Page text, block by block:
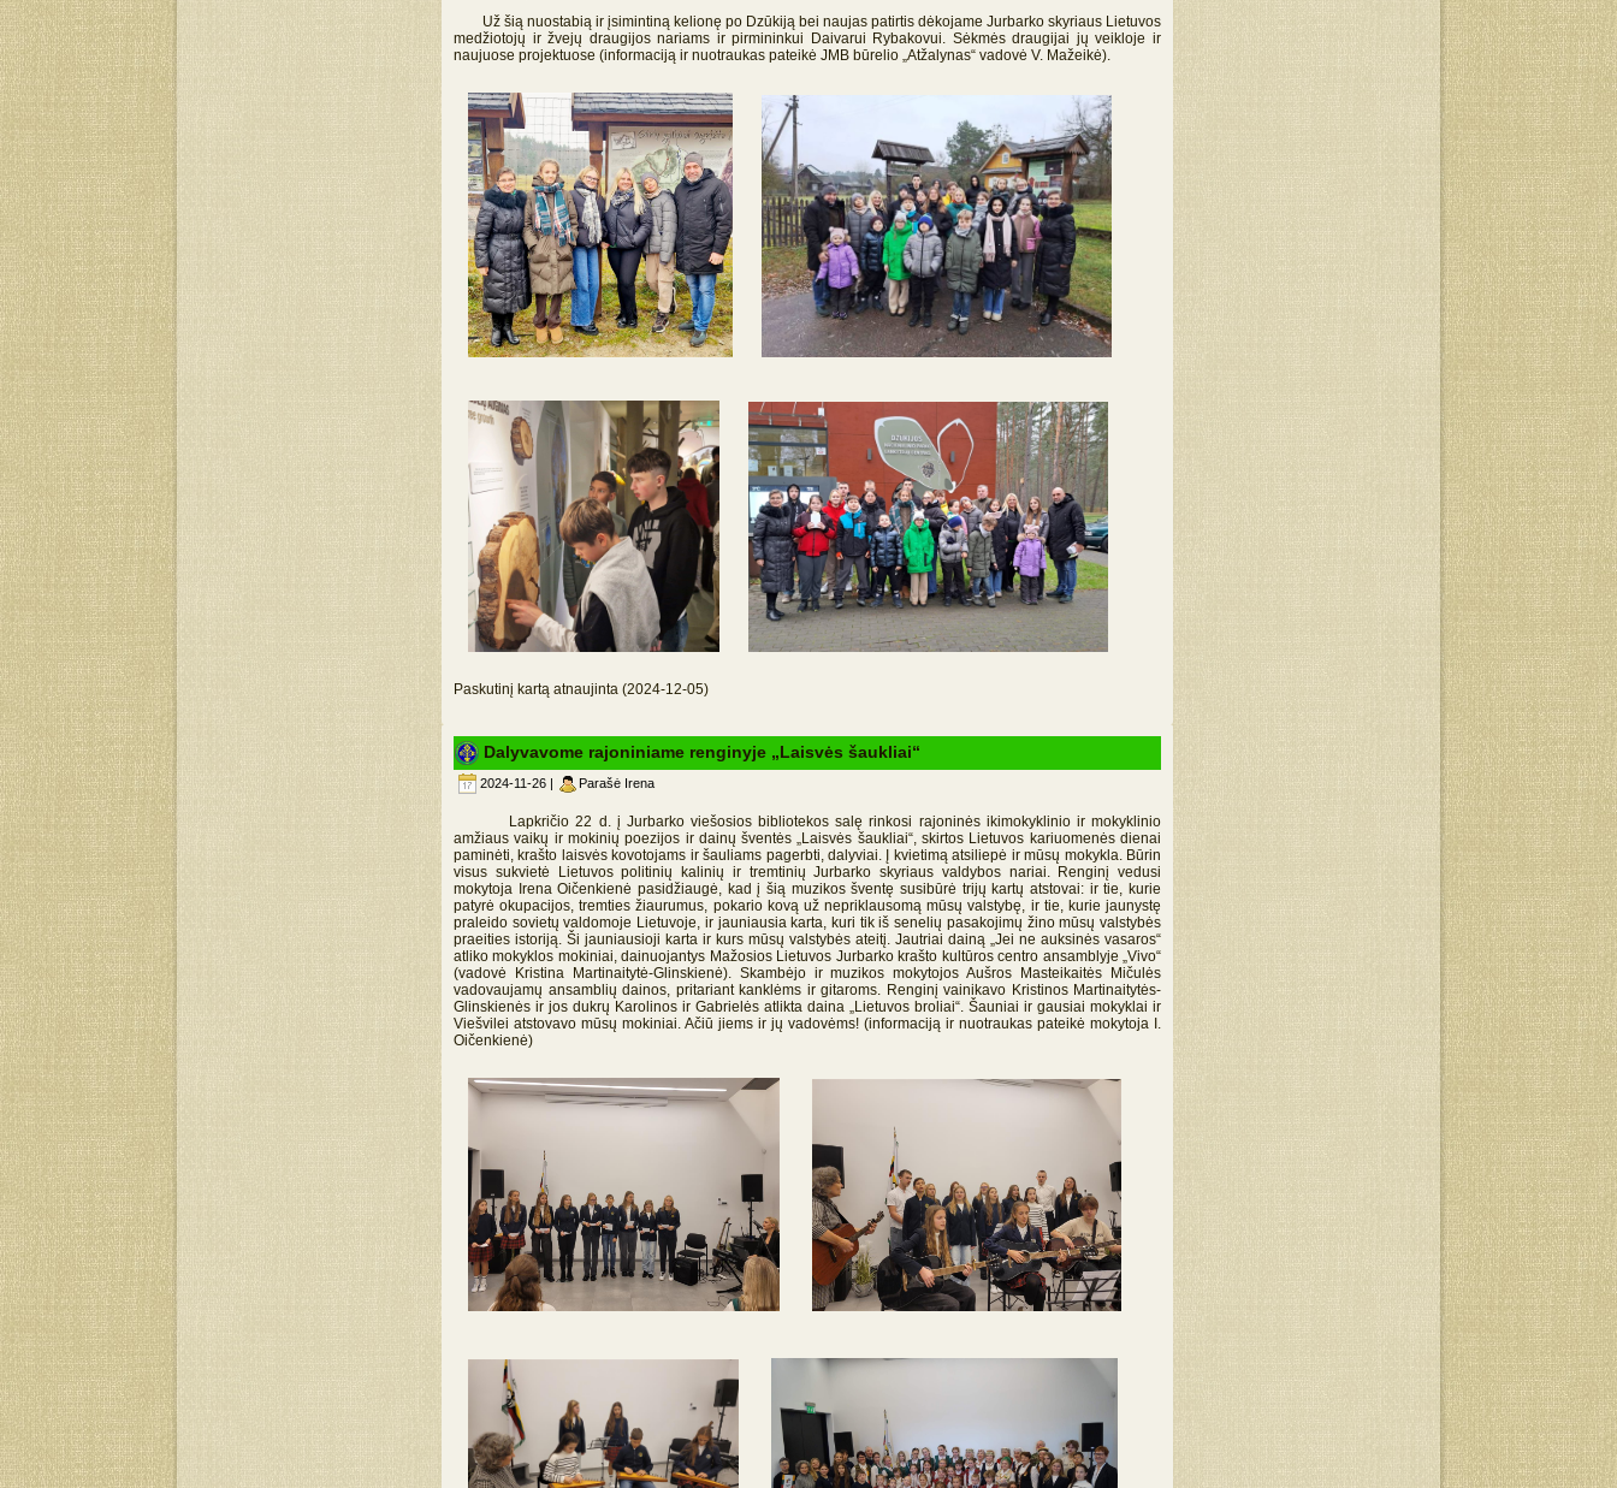
Už šią nuostabią ir įsimintiną kelionę po Dzūkiją bei naujas patirtis dėkojame Jurbarko skyriaus Lietuvos
medžiotojų ir žvejų draugijos nariams ir pirmininkui Daivarui Rybakovui. Sėkmės draugijai jų veikloje ir
naujuose projektuose (informaciją ir nuotraukas pateikė JMB būrelio „Atžalynas“ vadovė V. Mažeikė).
Paskutinį kartą atnaujinta (2024-12-05)
Dalyvavome rajoniniame renginyje „Laisvės šaukliai“
2024-11-26 | Parašė Irena
Lapkričio 22 d. į Jurbarko viešosios bibliotekos salę rinkosi rajoninės ikimokyklinio ir mokyklinio
amžiaus vaikų ir mokinių poezijos ir dainų šventės „Laisvės šaukliai“, skirtos Lietuvos kariuomenės dienai
paminėti, krašto laisvės kovotojams ir šauliams pagerbti, dalyviai. Į kvietimą atsiliepė ir mūsų mokykla. Būrin
visus sukvietė Lietuvos politinių kalinių ir tremtinių Jurbarko skyriaus valdybos nariai. Renginį vedusi
mokytoja Irena Oičenkienė pasidžiaugė, kad į šią muzikos šventę susibūrė trijų kartų atstovai: ir tie, kurie
patyrė okupacijos, tremties žiaurumus, pokario kovą už nepriklausomą mūsų valstybę, ir tie, kurie jaunystę
praleido sovietų valdomoje Lietuvoje, ir jauniausia karta, kuri tik iš senelių pasakojimų žino mūsų valstybės
praeities istoriją. Ši jauniausioji karta ir kurs mūsų valstybės ateitį. Jautriai dainą „Jei ne auksinės vasaros“
atliko mokyklos mokiniai, dainuojantys Mažosios Lietuvos Jurbarko krašto kultūros centro ansamblyje „Vivo“
(vadovė Kristina Martinaitytė-Glinskienė). Skambėjo ir muzikos mokytojos Aušros Masteikaitės Mičulės
vadovaujamų ansamblių dainos, pritariant kanklėms ir gitaroms. Renginį vainikavo Kristinos Martinaitytės-
Glinskienės ir jos dukrų Karolinos ir Gabrielės atlikta daina „Lietuvos broliai“. Šauniai ir gausiai mokyklai ir
Viešvilei atstovavo mūsų mokiniai. Ačiū jiems ir jų vadovėms! (informaciją ir nuotraukas pateikė mokytoja I.
Oičenkienė)